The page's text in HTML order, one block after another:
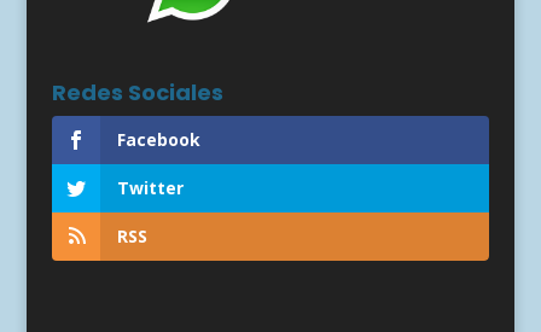
Redes Sociales
Facebook
Twitter
RSS